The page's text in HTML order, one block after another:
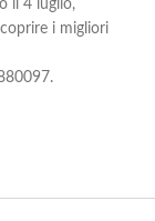
il 4 luglio,
i migliori